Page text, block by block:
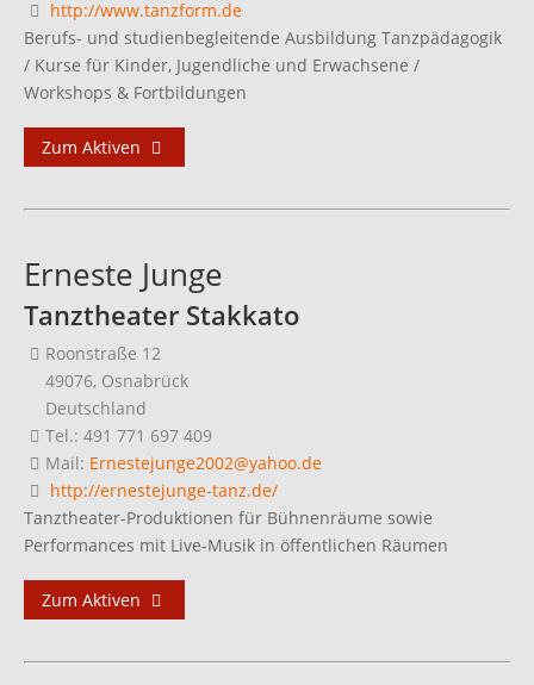
http://www.tanzform.de
Berufs- und studienbegleitende Ausbildung Tanzpädagogik
/ Kurse für Kinder, Jugendliche und Erwachsene /
Workshops & Fortbildungen
Zum Aktiven
Erneste Junge
Tanztheater Stakkato
Roonstraße 12
49076, Osnabrück
Deutschland
Tel.: 491 771 697 409
Mail: Ernestejunge2002@yahoo.de
http://ernestejunge-tanz.de/
Tanztheater-Produktionen für Bühnenräume sowie
Performances mit Live-Musik in öffentlichen Räumen
Zum Aktiven